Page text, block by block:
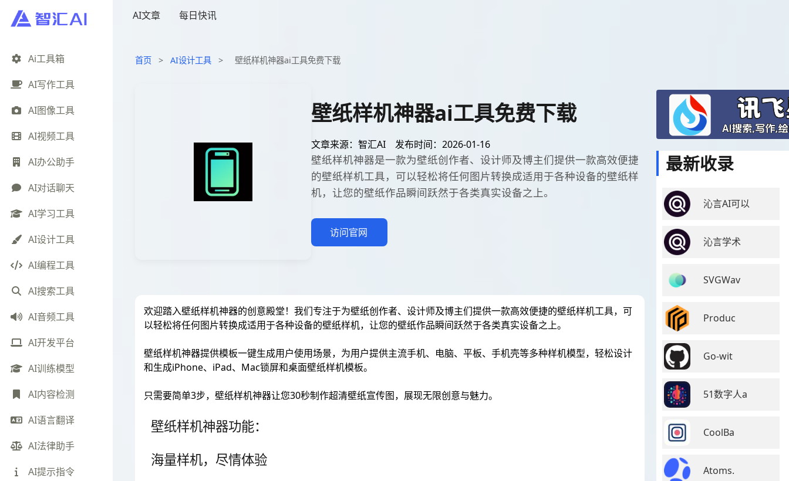
Ai工具箱
AI写作工具
AI图像工具
AI视频工具
AI办公助手
AI对话聊天
AI学习工具
AI设计工具
AI编程工具
AI搜索工具
AI音频工具
AI开发平台
AI训练模型
AI内容检测
AI语言翻译
AI法律助手
AI提示指令
AI文章 每日快讯
首页 > AI设计工具 > 壁纸样机神器ai工具免费下载
壁纸样机神器ai工具免费下载
文章来源：智汇AI 发布时间：2026-01-16
壁纸样机神器是一款为壁纸创作者、设计师及博主们提供一款高效便捷
的壁纸样机工具，可以轻松将任何图片转换成适用于各种设备的壁纸样
机，让您的壁纸作品瞬间跃然于各类真实设备之上。
访问官网
欢迎踏入壁纸样机神器的创意殿堂！我们专注于为壁纸创作者、设计师及博主们提供一款高效便捷的壁纸样机工具，可
以轻松将任何图片转换成适用于各种设备的壁纸样机，让您的壁纸作品瞬间跃然于各类真实设备之上。
壁纸样机神器提供模板一键生成用户使用场景，为用户提供主流手机、电脑、平板、手机壳等多种样机模型，轻松设计
和生成iPhone、iPad、Mac锁屏和桌面壁纸样机模板。
只需要简单3步，壁纸样机神器让您30秒制作超清壁纸宣传图，展现无限创意与魅力。
壁纸样机神器功能：
海量样机，尽情体验
最新收录
沁言AI可以
沁言学术
SVGWav
Produc
Go-wit
51数字人a
CoolBa
Atoms.